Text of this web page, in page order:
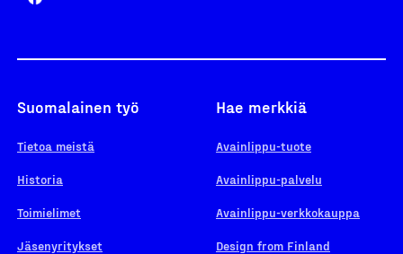
Suomalainen työ
Tietoa meistä
Historia
Toimielimet
Jäsenyritykset
Hae merkkiä
Avainlippu-tuote
Avainlippu-palvelu
Avainlippu-verkkokauppa
Design from Finland